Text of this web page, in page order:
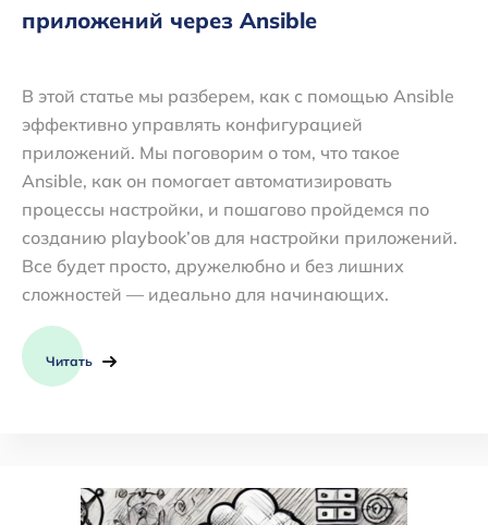
приложений через Ansible
В этой статье мы разберем, как с помощью Ansible
эффективно управлять конфигурацией
приложений. Мы поговорим о том, что такое
Ansible, как он помогает автоматизировать
процессы настройки, и пошагово пройдемся по
созданию playbook’ов для настройки приложений.
Все будет просто, дружелюбно и без лишних
сложностей — идеально для начинающих.
Читать